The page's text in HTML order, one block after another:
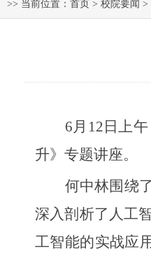
>> 当前位置： 首页 > 校院要闻 >
6月12日上
升》专题讲座。
何中林围绕
深入剖析了人工
工智能的实战应